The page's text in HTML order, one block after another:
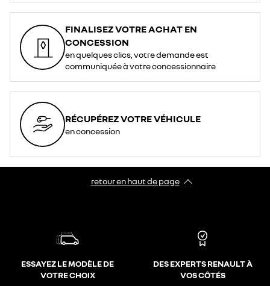
FINALISEZ VOTRE ACHAT EN
CONCESSION
en quelques clics, votre demande est
communiquée à votre concessionnaire
RÉCUPÉREZ VOTRE VÉHICULE
en concession
retour en haut de page​
ESSAYEZ LE MODÈLE DE
VOTRE CHOIX
DES EXPERTS RENAULT À
VOS CÔTÉS